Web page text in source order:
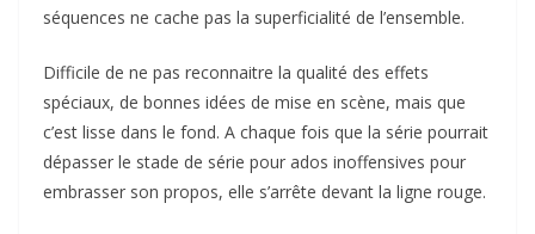
séquences ne cache pas la superficialité de l’ensemble.
Difficile de ne pas reconnaitre la qualité des effets
spéciaux, de bonnes idées de mise en scène, mais que
c’est lisse dans le fond. A chaque fois que la série pourrait
dépasser le stade de série pour ados inoffensives pour
embrasser son propos, elle s’arrête devant la ligne rouge.